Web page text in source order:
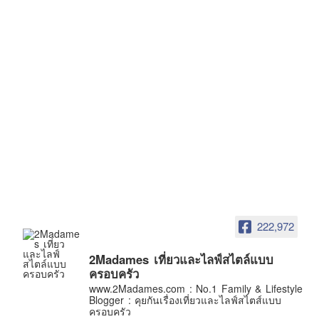
ไต้หวัน
ฟิลิปปินส์
222,972
2Madames เที่ยวและไลฟ์สไตล์แบบ
ครอบครัว
www.2Madames.com : No.1 Family & Lifestyle
Blogger : คุยกันเรื่องเที่ยวและไลฟ์สไตส์แบบ
ครอบครัว